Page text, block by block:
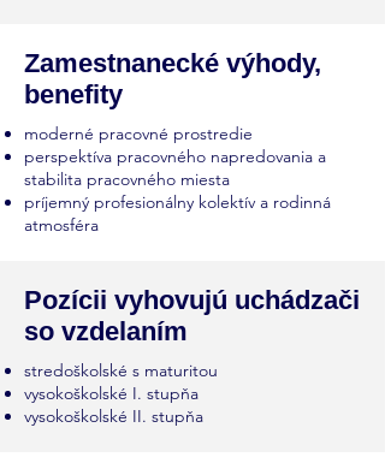
Zamestnanecké výhody,
benefity
moderné pracovné prostredie
perspektíva pracovného napredovania a
stabilita pracovného miesta
príjemný profesionálny kolektív a rodinná
atmosféra
Pozícii vyhovujú uchádzači
so vzdelaním
stredoškolské s maturitou
vysokoškolské I. stupňa
vysokoškolské II. stupňa